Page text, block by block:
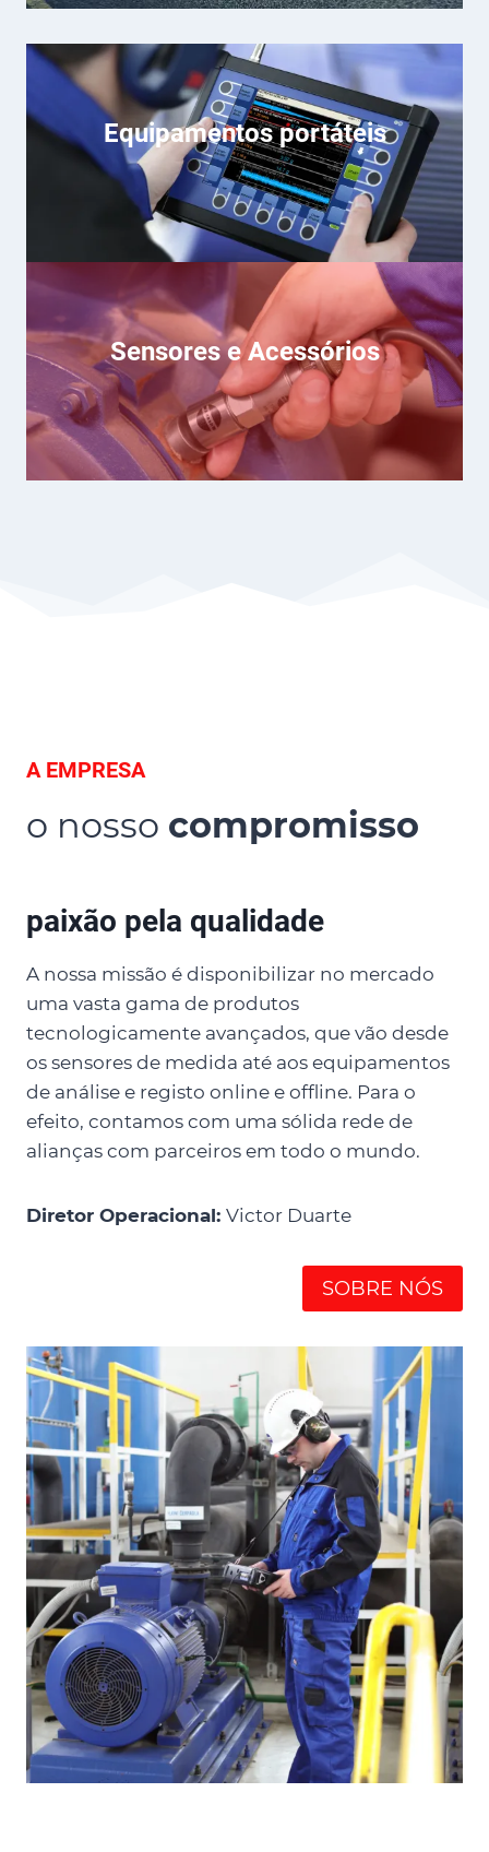
Equipamentos portáteis
Sensores e Acessórios
A EMPRESA
o nosso compromisso
paixão pela qualidade
A nossa missão é disponibilizar no mercado
uma vasta gama de produtos
tecnologicamente avançados, que vão desde
os sensores de medida até aos equipamentos
de análise e registo online e offline. Para o
efeito, contamos com uma sólida rede de
alianças com parceiros em todo o mundo.
Diretor Operacional: Victor Duarte
SOBRE NÓS